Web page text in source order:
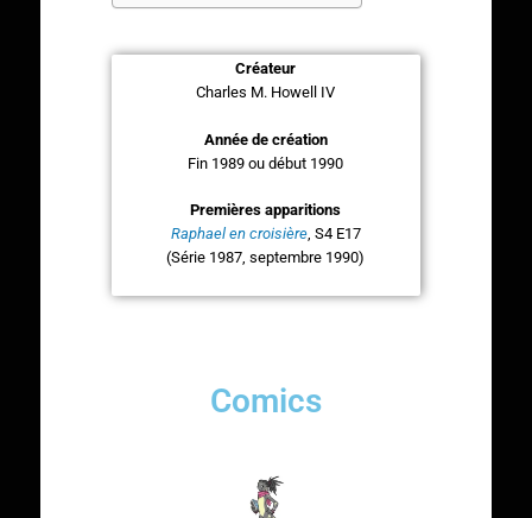
Créateur
Charles M. Howell IV
Année de création
Fin 1989 ou début 1990
Premières apparitions
Raphael en croisière, S4 E17
(Série 1987, septembre 1990)
Comics